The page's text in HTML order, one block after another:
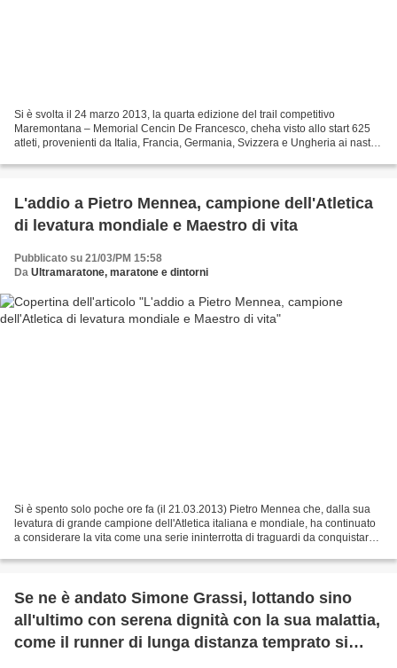
Si è svolta il 24 marzo 2013, la quarta edizione del trail competitivo
Maremontana – Memorial Cencin De Francesco, cheha visto allo start 625
atleti, provenienti da Italia, Francia, Germania, Svizzera e Ungheria ai nastri
L'addio a Pietro Mennea, campione dell'Atletica
di levatura mondiale e Maestro di vita
Pubblicato su 21/03/PM 15:58
Da Ultramaratone, maratone e dintorni
Si è spento solo poche ore fa (il 21.03.2013) Pietro Mennea che, dalla sua
levatura di grande campione dell'Atletica italiana e mondiale, ha continuato
a considerare la vita come una serie ininterrotta di traguardi da conquistare,
Se ne è andato Simone Grassi, lottando sino
all'ultimo con serena dignità con la sua malattia,
come il runner di lunga distanza temprato si